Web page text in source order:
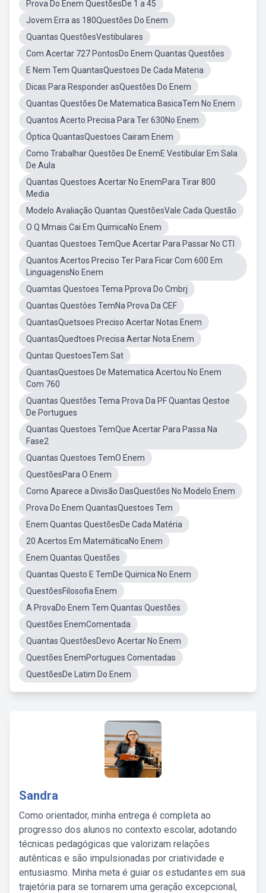
Prova Do Enem QuestõesDe 1 a 45
Jovem Erra as 180Questões Do Enem
Quantas QuestõesVestibulares
Com Acertar 727 PontosDo Enem Quantas Questões
E Nem Tem QuantasQuestoes De Cada Materia
Dicas Para Responder asQuestões Do Enem
Quantas Questões De Matematica BasicaTem No Enem
Quantos Acerto Precisa Para Ter 630No Enem
Óptica QuantasQuestoes Cairam Enem
Como Trabalhar Questões De EnemE Vestibular Em Sala
De Aula
Quantas Questoes Acertar No EnemPara Tirar 800
Media
Modelo Avaliação Quantas QuestõesVale Cada Questão
O Q Mmais Cai Em QuimicaNo Enem
Quantas Questoes TemQue Acertar Para Passar No CTI
Quantos Acertos Preciso Ter Para Ficar Com 600 Em
LinguagensNo Enem
Quamtas Questoes Tema Pprova Do Cmbrj
Quantas Questôes TemNa Prova Da CEF
QuantasQuetsoes Preciso Acertar Notas Enem
QuantasQuedtoes Precisa Aertar Nota Enem
Quntas QuestoesTem Sat
QuantasQuestoes De Matematica Acertou No Enem
Com 760
Quantas Questões Tema Prova Da PF Quantas Qestoe
De Portugues
Quantas Questoes TemQue Acertar Para Passa Na
Fase2
Quantas Questoes TemO Enem
QuestõesPara O Enem
Como Aparece a Divisão DasQuestões No Modelo Enem
Prova Do Enem QuantasQuestoes Tem
Enem Quantas QuestõesDe Cada Matéria
20 Acertos Em MatemáticaNo Enem
Enem Quantas Questões
Quantas Questo E TemDe Quimica No Enem
QuestõesFilosofia Enem
A ProvaDo Enem Tem Quantas Questões
Questões EnemComentada
Quantas QuestõesDevo Acertar No Enem
Questões EnemPortugues Comentadas
QuestõesDe Latim Do Enem
Sandra
Como orientador, minha entrega é completa ao
progresso dos alunos no contexto escolar, adotando
técnicas pedagógicas que valorizam relações
autênticas e são impulsionadas por criatividade e
entusiasmo. Minha meta é guiar os estudantes em sua
trajetória para se tornarem uma geração excepcional,